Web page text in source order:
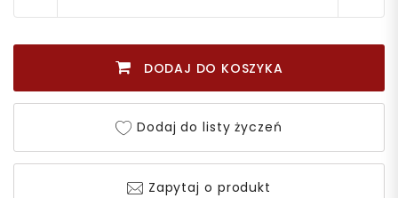
DODAJ DO KOSZYKA
Dodaj do listy życzeń
Zapytaj o produkt